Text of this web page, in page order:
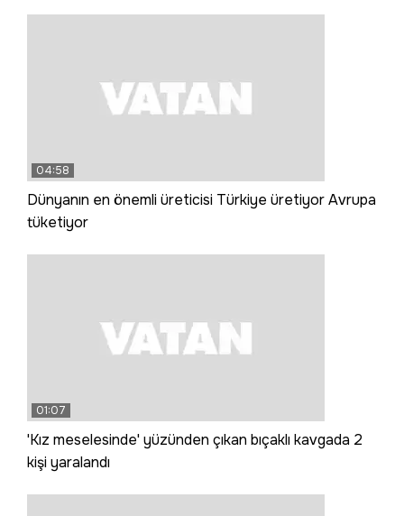
04:58
Dünyanın en önemli üreticisi Türkiye üretiyor Avrupa
tüketiyor
01:07
'Kız meselesinde' yüzünden çıkan bıçaklı kavgada 2
kişi yaralandı